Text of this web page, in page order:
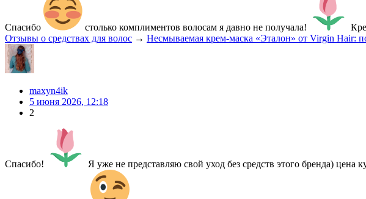
Спасибо столько комплиментов волосам я давно не получала!
Отзывы о средствах для волос → Несмываемая крем‑маска «Эталон» от Virgin Hair:
maxyn4ik
5 июня 2026, 12:18
2
Спасибо! Я уже не представляю свой уход без средств этого бренда)